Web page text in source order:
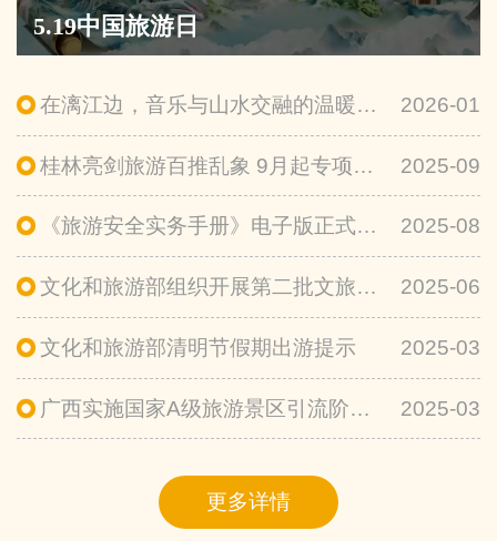
5.19中国旅游日
在漓江边，音乐与山水交融的温暖旅程——微短剧《漓歌》全网上线 2026-01
桂林亮剑旅游百推乱象 9月起专项整治线上违规招徕 2025-09
《旅游安全实务手册》电子版正式上线 2025-08
文化和旅游部组织开展第二批文旅领域 安全隐患暗访抽查 2025-06
文化和旅游部清明节假期出游提示 2025-03
广西实施国家A级旅游景区引流阶梯式补助政策 2025-03
更多详情